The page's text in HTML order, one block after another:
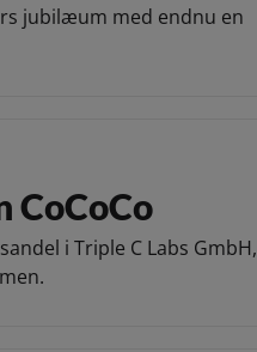
jubilæum med endnu en
CoCoCo
i Triple C Labs GmbH,